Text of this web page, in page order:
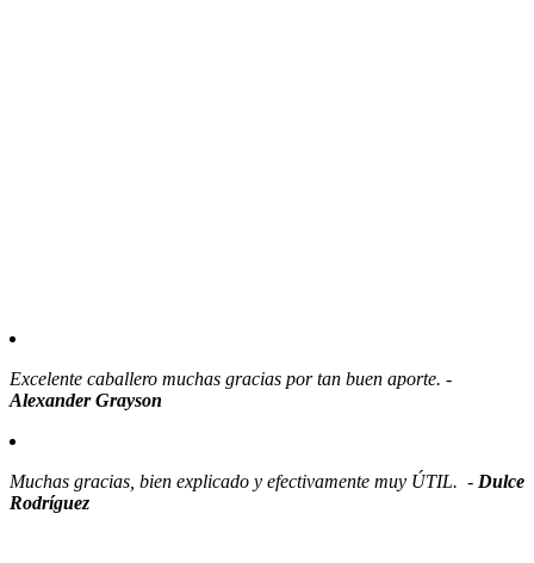
Excelente caballero muchas gracias por tan buen aporte. -
Alexander Grayson
Muchas gracias, bien explicado y efectivamente muy ÚTIL. - Dulce
Rodríguez